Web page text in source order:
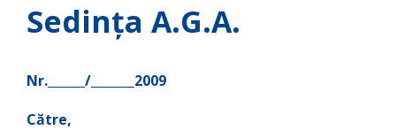
Sedinţa A.G.A.
Nr.______/_______2009
Către,